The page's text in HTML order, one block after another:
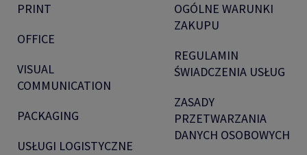
PRINT
OFFICE
VISUAL
COMMUNICATION
PACKAGING
USŁUGI LOGISTYCZNE
OGÓLNE WARUNKI
ZAKUPU
REGULAMIN
ŚWIADCZENIA USŁUG
ZASADY
PRZETWARZANIA
DANYCH OSOBOWYCH